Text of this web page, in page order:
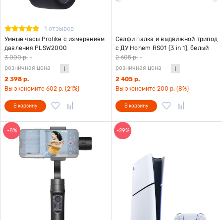
1 отзывов
Умные часы Prolike с измерением
давления PLSW2000
3 000 р. -
розничная цена
2 398 р.
Вы экономите 602 р. (21%)
В корзину
Селфи палка и выдвижной трипод
с ДУ Hohem RS01 (3 in 1), белый
2 605 р. -
розничная цена
2 405 р.
Вы экономите 200 р. (8%)
В корзину
-8% -29%